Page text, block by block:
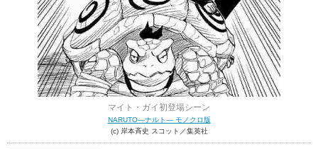
マイト・ガイ初登場シーン
NARUTO―ナルト― モノクロ版
(c) 岸本斉史 スコット／集英社